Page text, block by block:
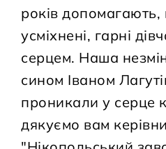
років допомагають,
усміхнені, гарні
серцем. Наша
сином Іваном
проникали у серце
дякуємо вам